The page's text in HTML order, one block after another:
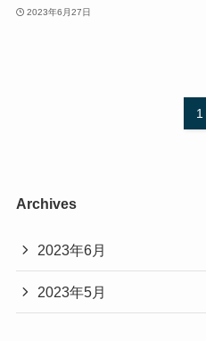
2023年6月27日
1
Archives
2023年6月
2023年5月